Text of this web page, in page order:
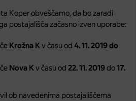
Koper obveščamo, da bo zaradi
postajališča začasno izven uporabe:
Krožna Kv času od 4. 11. 2019 do
Nova Kv času od 22. 11. 2019do17.
ob navedenima postajališčema